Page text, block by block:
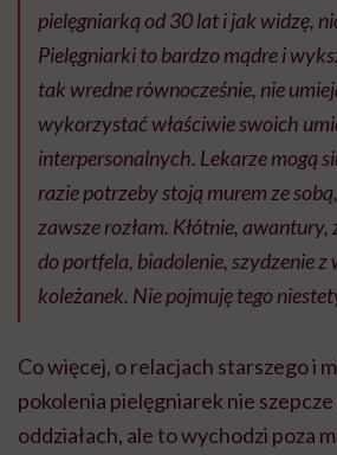
pielęgniarką od 30 lat i jak widzę,
Pielęgniarki to bardzo mądre i
tak wredne równocześnie, nie
wykorzystać właściwie swoich
interpersonalnych. Lekarze mogą
razie potrzeby stoją murem ze
zawsze rozłam. Kłótnie,
do portfela, biadolenie, szydzenie z
koleżanek. Nie pojmuję tego
Co więcej, o relacjach starszego i
pokolenia pielęgniarek nie szepcze
oddziałach, ale to wychodzi poza